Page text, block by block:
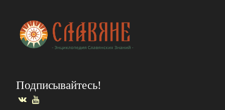
Подписывайтесь!
ВКонтакте